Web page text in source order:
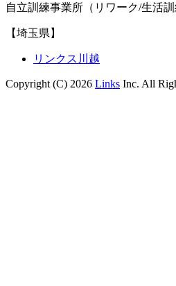
自立訓練事業所（リワーク/生活訓
【埼玉県】
リンクス川越
Copyright (C) 2026 Links Inc. All